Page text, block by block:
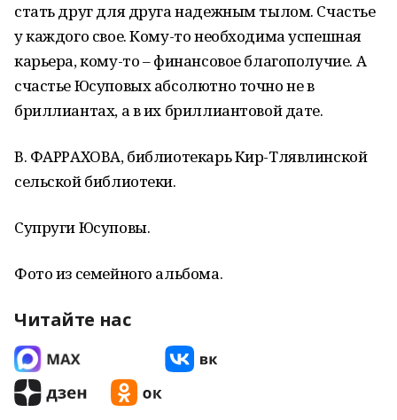
стать друг для друга надежным тылом. Счастье
у каждого свое. Кому-то необходима успешная
карьера, кому-то – финансовое благополучие. А
счастье Юсуповых абсолютно точно не в
бриллиантах, а в их бриллиантовой дате.
В. ФАРРАХОВА, библиотекарь Кир-Тлявлинской
сельской библиотеки.
Супруги Юсуповы.
Фото из семейного альбома.
Читайте нас